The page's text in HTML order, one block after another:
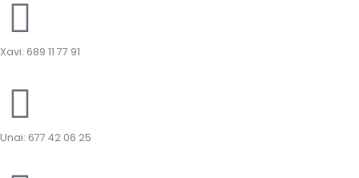
Xavi: 689 11 77 91
Unai: 677 42 06 25